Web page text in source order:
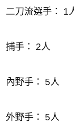
二刀流選手： 1
捕手： 2人
內野手： 5人
外野手： 5人